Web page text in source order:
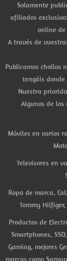
Solamente
afiliados
online
A través de
Publicamos chollos
tengáis donde
Nuestra
Algunos de
Móviles en varios
Televisores en
Ropa de marca,
Tommy
Productos de
Smartphones,
Gaming, mejores
marcas como